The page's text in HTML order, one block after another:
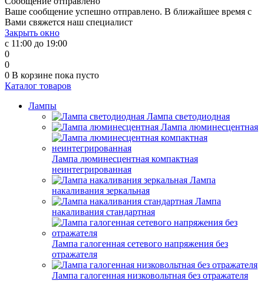
Ваше сообщение успешно отправлено. В ближайшее время с
Вами свяжется наш специалист
Закрыть окно
с 11:00 до 19:00
0
0
0 В корзине пока пусто
Каталог товаров
Лампы
Лампа светодиодная
Лампа люминесцентная
Лампа люминесцентная компактная
неинтегрированная
Лампа
накаливания зеркальная
Лампа
накаливания стандартная
Лампа галогенная сетевого напряжения без
отражателя
Лампа галогенная низковольтная без отражателя